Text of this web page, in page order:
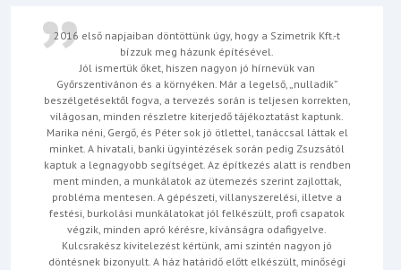
2016 első napjaiban döntöttünk úgy, hogy a Szimetrik Kft.-t
bízzuk meg házunk építésével.
Jól ismertük őket, hiszen nagyon jó hírnevük van
Győrszentivánon és a környéken. Már a legelső, „nulladik”
beszélgetésektől fogva, a tervezés során is teljesen korrekten,
világosan, minden részletre kiterjedő tájékoztatást kaptunk.
Marika néni, Gergő, és Péter sok jó ötlettel, tanáccsal láttak el
minket. A hivatali, banki ügyintézések során pedig Zsuzsától
kaptuk a legnagyobb segítséget. Az építkezés alatt is rendben
ment minden, a munkálatok az ütemezés szerint zajlottak,
probléma mentesen. A gépészeti, villanyszerelési, illetve a
festési, burkolási munkálatokat jól felkészült, profi csapatok
végzik, minden apró kérésre, kívánságra odafigyelve.
Kulcsrakész kivitelezést kértünk, ami szintén nagyon jó
döntésnek bizonyult. A ház határidő előtt elkészült, minőségi